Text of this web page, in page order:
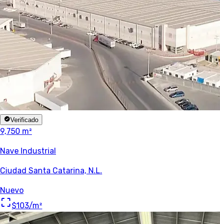
Verificado
9,750 m²
Nave Industrial
Ciudad Santa Catarina, N.L.
Nuevo
$103/m²